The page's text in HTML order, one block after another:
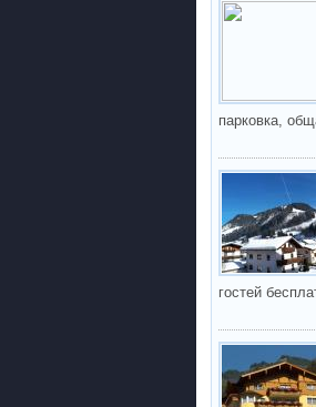
парковка,
гостей